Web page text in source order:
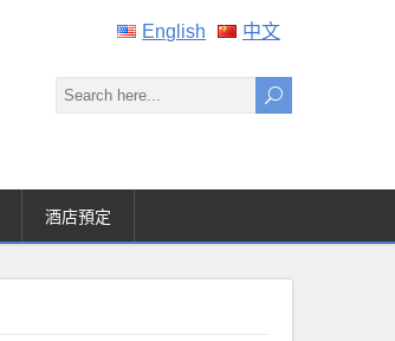
English 中文
酒店預定